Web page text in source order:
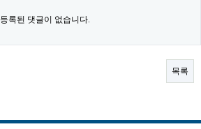
등록된 댓글이 없습니다.
목록